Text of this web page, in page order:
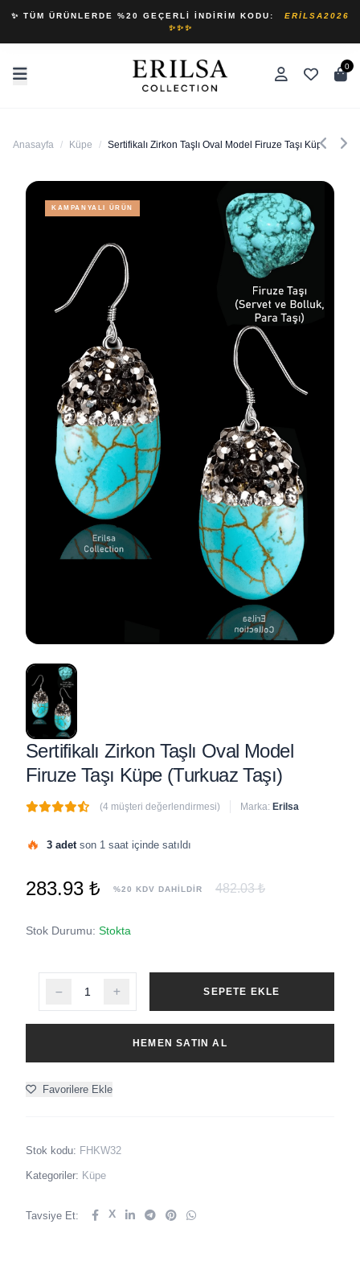
✨ TÜM ÜRÜNLERDE %20 GEÇERLI İNDIRIM KODU:
ERILSA2026
✨✨✨
0
Anasayfa / Küpe / Sertifikalı Zirkon Taşlı Oval Model Firuze Taşı Küpe
KAMPANYALI ÜRÜN
Sertifikalı Zirkon Taşlı Oval Model
Firuze Taşı Küpe (Turkuaz Taşı)
(4 müşteri değerlendirmesi) Marka: Erilsa
🔥 3 adet son 1 saat içinde satıldı
283.93 ₺ %20 KDV DAHİLDİR 482.03 ₺
Stok Durumu: Stokta
SEPETE EKLE
HEMEN SATIN AL
Favorilere Ekle
Stok kodu: FHKW32
Kategoriler: Küpe
Tavsiye Et: X